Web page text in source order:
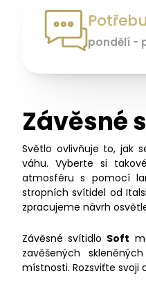
pondělí -
Závěsné
Světlo ovlivňuje to, jak
váhu. Vyberte si
atmosféru s pomocí
stropních svítidel od
zpracujeme návrh
Závěsné svítidlo Soft
zavěšených
místnosti. Rozsviťte svoji